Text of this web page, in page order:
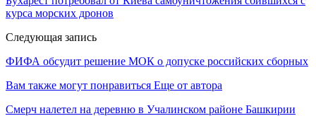
курса морских дронов
Следующая запись
ФИФА обсудит решение МОК о допуске российских сборных
Вам также могут понравиться Еще от автора
Смерч налетел на деревню в Учалинском районе Башкирии